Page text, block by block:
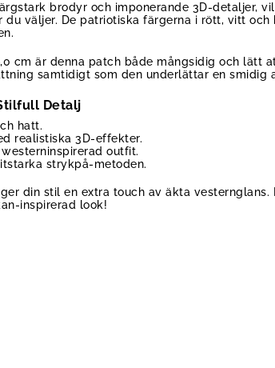
brodyr och imponerande 3D-detaljer,
väljer. De patriotiska färgerna i rött, vitt
cm är denna patch både mångsidig och lätt
samtidigt som den underlättar en smidig
Detalj
hatt.
realistiska 3D-effekter.
outfit.
strykpå-metoden.
din stil en extra touch av äkta
inspirerad look!